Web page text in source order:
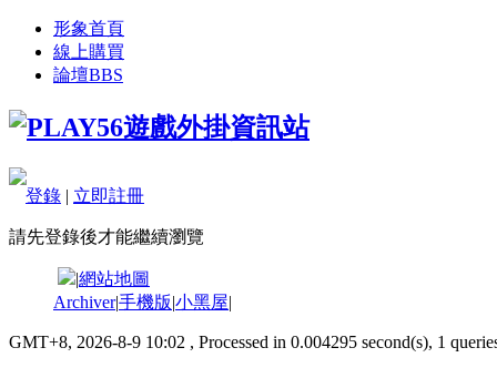
形象首頁
線上購買
論壇BBS
登錄 | 立即註冊
請先登錄後才能繼續瀏覽
|網站地圖
Archiver|手機版|小黑屋|
GMT+8, 2026-8-9 10:02 , Processed in 0.004295 second(s), 1